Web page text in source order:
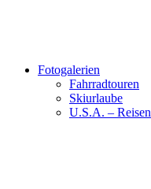
Fotogalerien
Fahrradtouren
Skiurlaube
U.S.A. – Reisen